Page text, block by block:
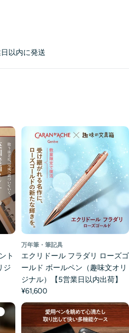
以内に発送
ト
ジ
万年筆・筆記具
エクリドール フラダリ ローズゴ
ールド ボールペン（趣味文オリ
ジナル）【5営業日以内出荷】
¥61,600